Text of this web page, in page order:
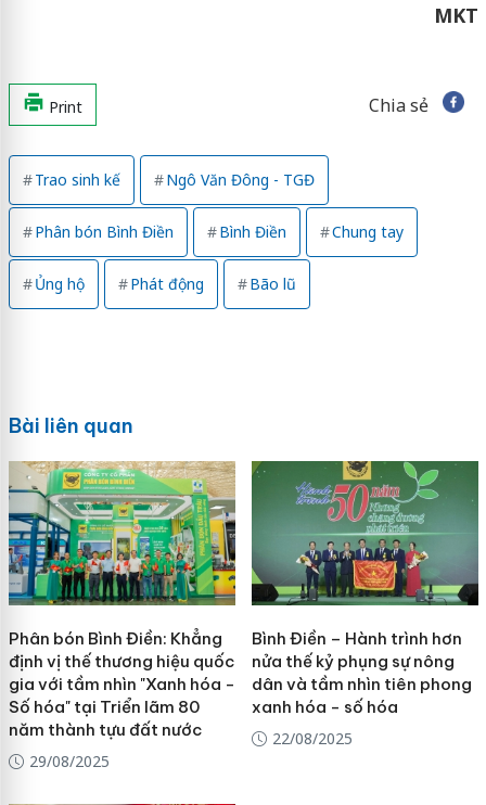
MKT
Print Chia sẻ
Trao sinh kế Ngô Văn Đông - TGĐ
Phân bón Bình Điền Bình Điền Chung tay
Ủng hộ Phát động Bão lũ
Bài liên quan
Phân bón Bình Điền: Khẳng
định vị thế thương hiệu quốc
gia với tầm nhìn "Xanh hóa -
Số hóa" tại Triển lãm 80
năm thành tựu đất nước
29/08/2025
Bình Điền – Hành trình hơn
nửa thế kỷ phụng sự nông
dân và tầm nhìn tiên phong
xanh hóa - số hóa
22/08/2025